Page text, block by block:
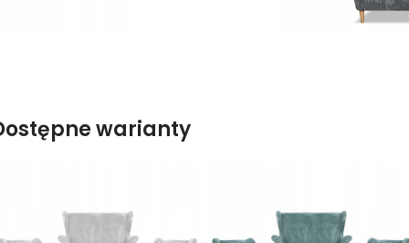
warianty